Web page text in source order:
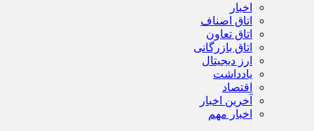
اخبار
اتاق اصناف
اتاق تعاون
اتاق بازرگانی
ارز دیجیتال
یادداشت
اقتصاد
آخرین اخبار
اخبار مهم